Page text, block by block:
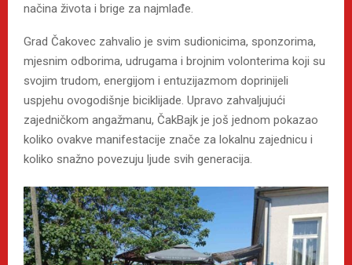
načina života i brige za najmlađe.
Grad Čakovec zahvalio je svim sudionicima, sponzorima,
mjesnim odborima, udrugama i brojnim volonterima koji su
svojim trudom, energijom i entuzijazmom doprinijeli
uspjehu ovogodišnje biciklijade. Upravo zahvaljujući
zajedničkom angažmanu, ČakBajk je još jednom pokazao
koliko ovakve manifestacije znače za lokalnu zajednicu i
koliko snažno povezuju ljude svih generacija.